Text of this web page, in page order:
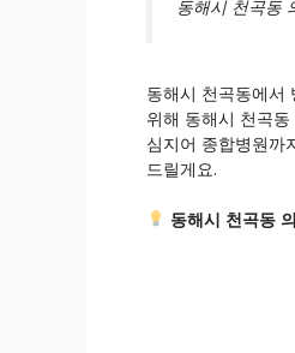
동해시 천곡동
동해시 천곡동에서
위해 동해시 천곡
심지어 종합병원까
드릴게요.
동해시 천곡동